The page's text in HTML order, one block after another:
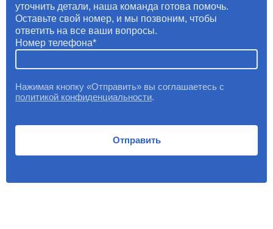
уточнить детали, наша команда готова помочь.
Оставьте свой номер, и мы позвоним, чтобы
ответить на все ваши вопросы.
Номер телефона
Нажимая кнопку «Отправить» вы соглашаетесь с
политикой конфиденциальности.
Отправить